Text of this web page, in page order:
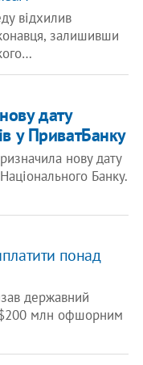
відхилив
залишивши
дату
у ПриватБанку
нову дату
Банку.
понад
державний
$200 млн офшорним